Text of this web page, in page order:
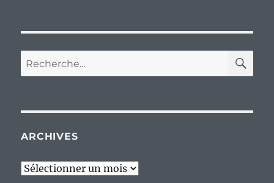
Recherche
pour :
ARCHIVES
Archives